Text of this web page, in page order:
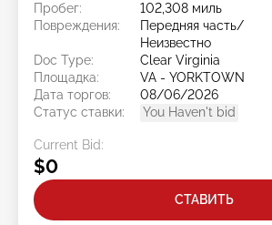
Пробег:
102,308 миль
Повреждения:
Передняя часть/
Неизвестно
Doc Type:
Clear Virginia
Площадка:
VA - YORKTOWN
Дата торгов:
08/06/2026
Статус ставки:
You Haven't bid
Current Bid:
$0
СТАВИТЬ